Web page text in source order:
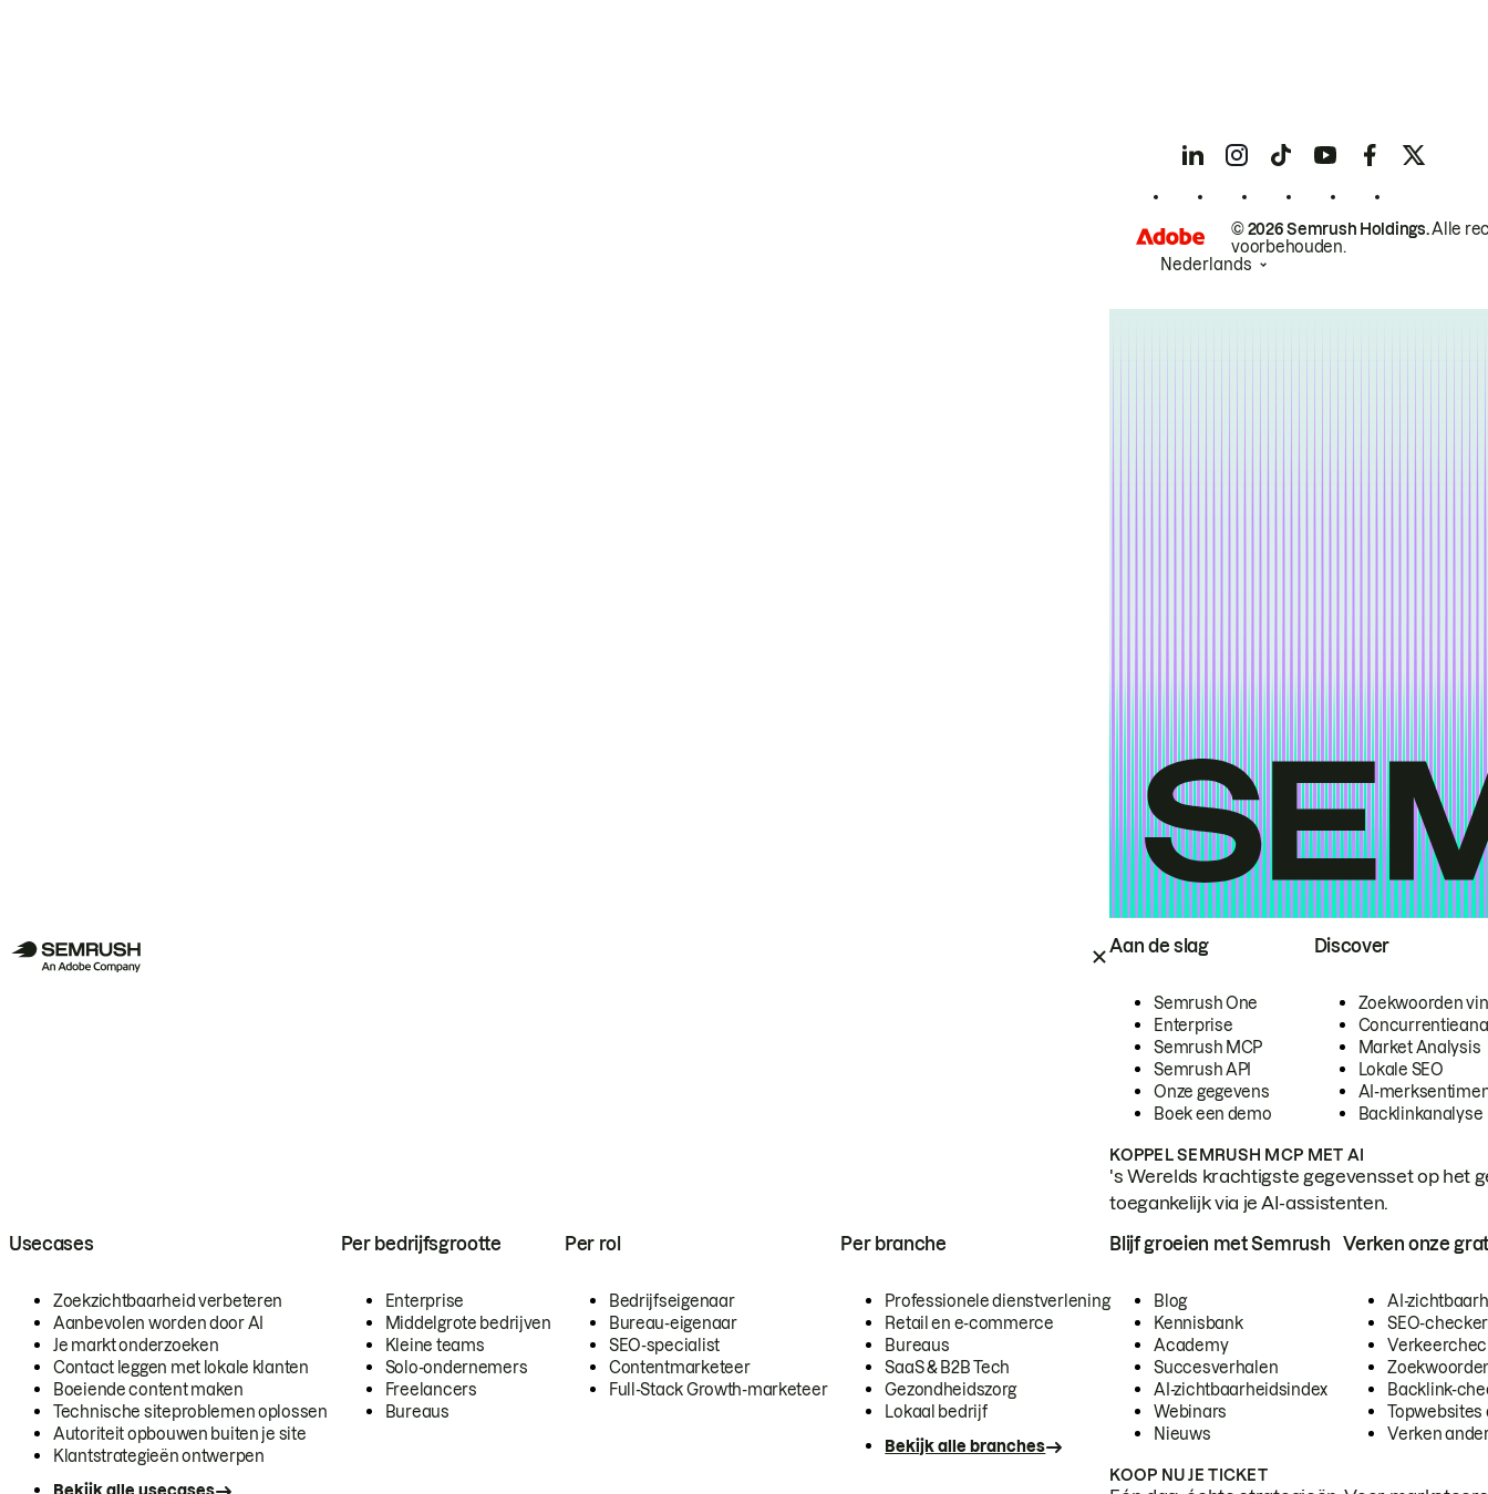
Aan de slag
Semrush One
Enterprise
Semrush MCP
Semrush API
Onze gegevens
Boek een demo
Discover
Zoekwoorden
Market Analysis
Lokale SEO
AI-
Backlinkanalyse
KOPPEL SEMRUSH MCP MET AI
's Werelds krachtigste gegevensset op het
toegankelijk via je AI-assistenten.
Usecases
Zoekzichtbaarheid verbeteren
Aanbevolen worden door AI
Je markt onderzoeken
Contact leggen met lokale klanten
Boeiende content maken
Technische siteproblemen oplossen
Autoriteit opbouwen buiten je site
Klantstrategieën ontwerpen
Per bedrijfsgrootte
Enterprise
Middelgrote bedrijven
Kleine teams
Solo-ondernemers
Freelancers
Bureaus
Per rol
Bedrijfseigenaar
Bureau-eigenaar
SEO-specialist
Contentmarketeer
Full-Stack Growth-marketeer
Per branche
Professionele dienstverlening
Retail en e-commerce
Bureaus
SaaS & B2B Tech
Gezondheidszorg
Lokaal bedrijf
Bekijk alle branches
Blijf groeien met Semrush
Blog
Kennisbank
Academy
Succesverhalen
AI-zichtbaarheidsindex
Webinars
Nieuws
Verken onze
AI-
SEO-checker
Backlink-
Topwebsites
Verken
KOOP NU JE TICKET
© 2026 Semrush Holdings.Alle
voorbehouden.
Nederlands